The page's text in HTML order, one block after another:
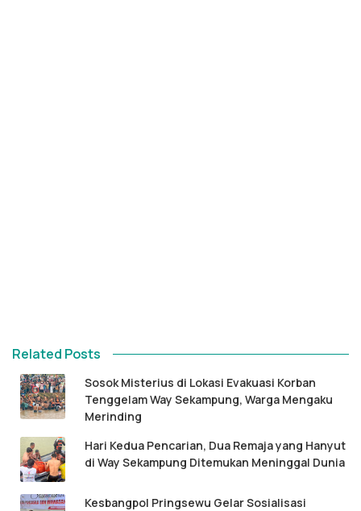
Related Posts
Sosok Misterius di Lokasi Evakuasi Korban
Tenggelam Way Sekampung, Warga Mengaku
Merinding
Hari Kedua Pencarian, Dua Remaja yang Hanyut
di Way Sekampung Ditemukan Meninggal Dunia
Kesbangpol Pringsewu Gelar Sosialisasi